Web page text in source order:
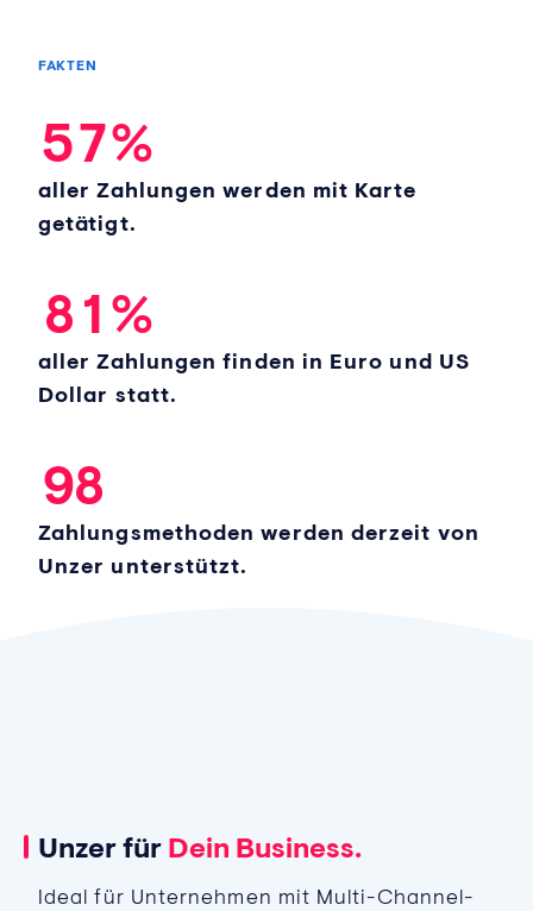
FAKTEN
4
5
6
7%
aller Zahlungen werden mit Karte
getätigt.
3
5
6
8 1 %
aller Zahlungen finden in Euro und US
Dollar statt.
1
2
3
4
6
7
9
0
1
2
3
5
6
8
Zahlungsmethoden werden derzeit von
Unzer unterstützt.
Unzer für Dein Business.
Ideal für Unternehmen mit Multi-Channel-